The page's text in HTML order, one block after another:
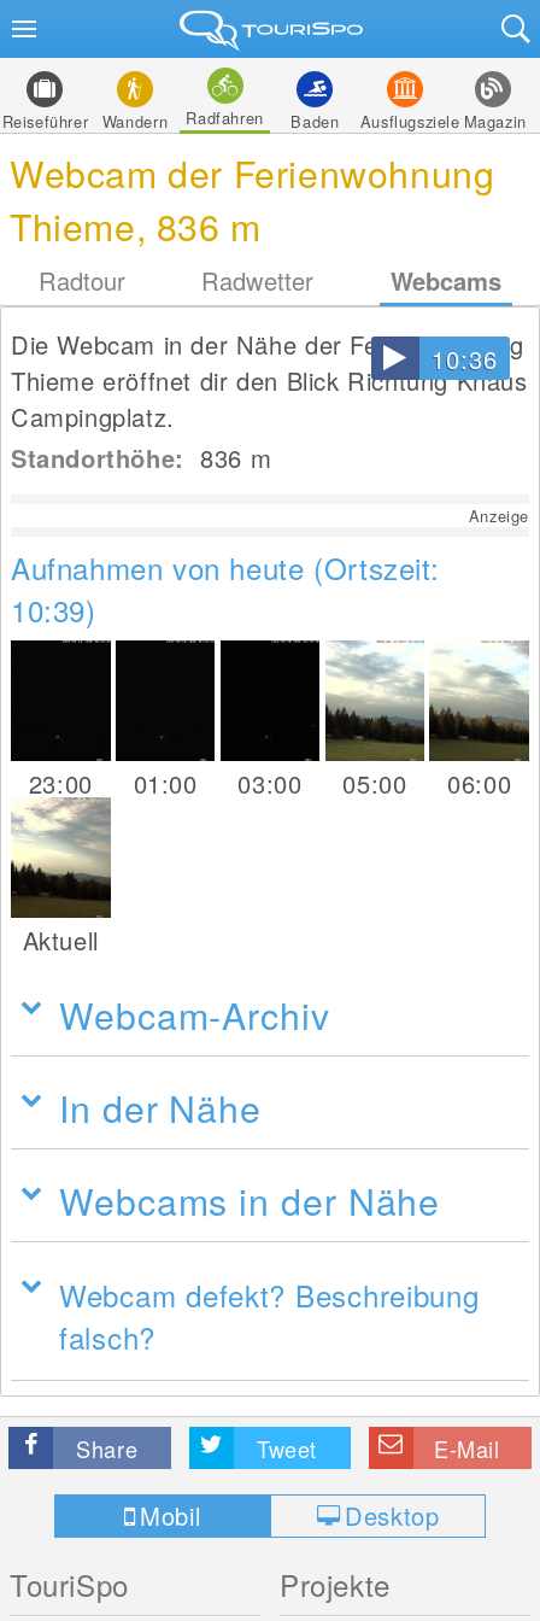
Reiseführer Wandern Radfahren Baden Ausflugsziele Magazin
Webcam der Ferienwohnung
Thieme, 836 m
Radtour Radwetter Webcams
10:36
Die Webcam in der Nähe der Ferienwohnung
Thieme eröffnet dir den Blick Richtung Knaus
Campingplatz.
Standorthöhe:836 m
Anzeige
Aufnahmen von heute (Ortszeit:
10:39)
23:00 01:00 03:00 05:00 06:00
Aktuell
Webcam-Archiv
In der Nähe
Webcams in der Nähe
Webcam defekt? Beschreibung
falsch?
Share Tweet E-Mail
Mobil Desktop
TouriSpo Projekte